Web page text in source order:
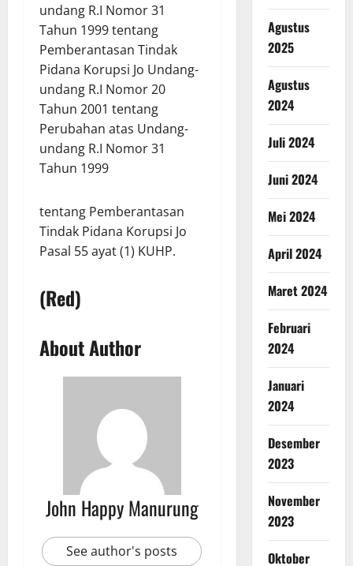
undang R.I Nomor 31
Tahun 1999 tentang
Pemberantasan Tindak
Pidana Korupsi Jo Undang-
undang R.I Nomor 20
Tahun 2001 tentang
Perubahan atas Undang-
undang R.I Nomor 31
Tahun 1999
tentang Pemberantasan
Tindak Pidana Korupsi Jo
Pasal 55 ayat (1) KUHP.
(Red)
About Author
John Happy Manurung
See author's posts
Agustus
2025
Agustus
2024
Juli 2024
Juni 2024
Mei 2024
April 2024
Maret 2024
Februari
2024
Januari
2024
Desember
2023
November
2023
Oktober